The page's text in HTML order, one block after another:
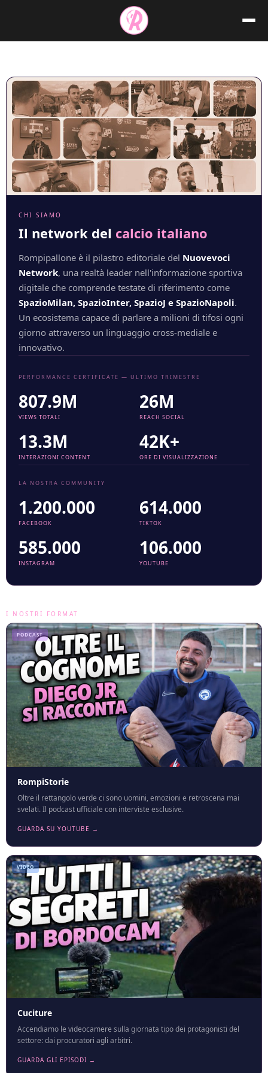
CHI SIAMO
Il network del calcio italiano
Rompipallone è il pilastro editoriale del Nuovevoci
Network, una realtà leader nell'informazione sportiva
digitale che comprende testate di riferimento come
SpazioMilan, SpazioInter, SpazioJ e SpazioNapoli.
Un ecosistema capace di parlare a milioni di tifosi ogni
giorno attraverso un linguaggio cross-mediale e
innovativo.
PERFORMANCE CERTIFICATE — ULTIMO TRIMESTRE
807.9M
VIEWS TOTALI
26M
REACH SOCIAL
13.3M
INTERAZIONI CONTENT
42K+
ORE DI VISUALIZZAZIONE
LA NOSTRA COMMUNITY
1.200.000
FACEBOOK
614.000
TIKTOK
585.000
INSTAGRAM
106.000
YOUTUBE
I NOSTRI FORMAT
PODCAST
RompiStorie
Oltre il rettangolo verde ci sono uomini, emozioni e retroscena mai
svelati. Il podcast ufficiale con interviste esclusive.
GUARDA SU YOUTUBE →
VIDEO
Cuciture
Accendiamo le videocamere sulla giornata tipo dei protagonisti del
settore: dai procuratori agli arbitri.
GUARDA GLI EPISODI →